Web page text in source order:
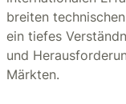
breiten
ein tiefes
und
Märkten.